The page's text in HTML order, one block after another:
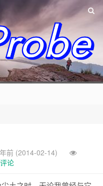
前 (2014-02-14)
论